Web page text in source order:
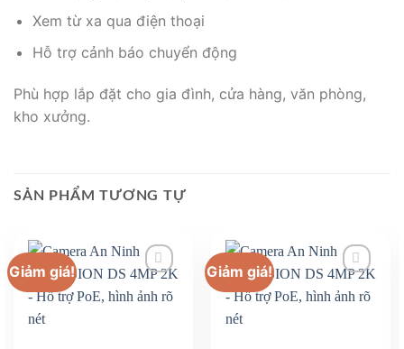
Xem từ xa qua điện thoại
Hỗ trợ cảnh báo chuyển động
Phù hợp lắp đặt cho gia đình, cửa hàng, văn phòng,
kho xưởng.
SẢN PHẨM TƯƠNG TỰ
Giảm giá! Giảm giá!